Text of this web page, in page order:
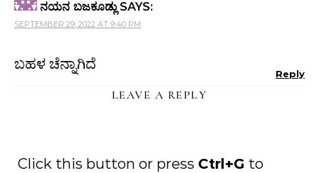
ನಯನ ಬಜಕೂಡ್ಲು SAYS:
SEPTEMBER 29, 2022 AT 9:40 PM
ಬಹಳ ಚೆನ್ನಾಗಿದೆ
Reply
LEAVE A REPLY
Click this button or press Ctrl+G to